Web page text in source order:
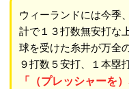
ウィーランドには今季
計で１３打数無安打な
球を受けた糸井が万全
９打数５安打、１本塁
「（プレッシャーを